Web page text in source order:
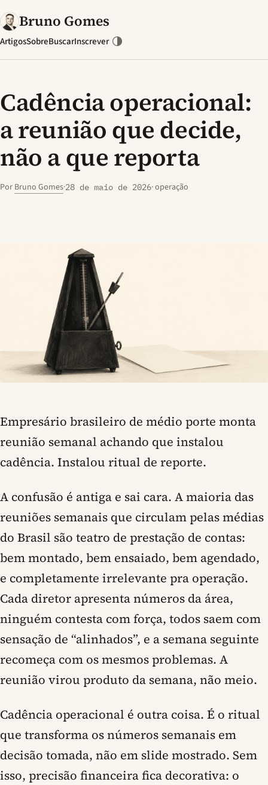
Bruno Gomes
ArtigosSobreBuscarInscrever
Cadência operacional:
a reunião que decide,
não a que reporta
Por Bruno Gomes·28 de maio de 2026· operação
Empresário brasileiro de médio porte monta
reunião semanal achando que instalou
cadência. Instalou ritual de reporte.
A confusão é antiga e sai cara. A maioria das
reuniões semanais que circulam pelas médias
do Brasil são teatro de prestação de contas:
bem montado, bem ensaiado, bem agendado,
e completamente irrelevante pra operação.
Cada diretor apresenta números da área,
ninguém contesta com força, todos saem com
sensação de “alinhados”, e a semana seguinte
recomeça com os mesmos problemas. A
reunião virou produto da semana, não meio.
Cadência operacional é outra coisa. É o ritual
que transforma os números semanais em
decisão tomada, não em slide mostrado. Sem
isso, precisão financeira fica decorativa: o